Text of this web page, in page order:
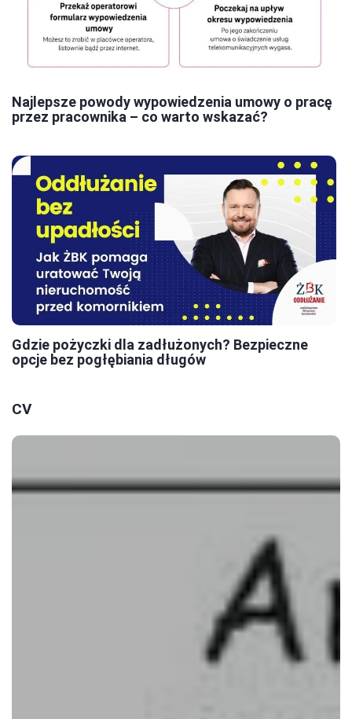
Najlepsze powody wypowiedzenia umowy o pracę
przez pracownika – co warto wskazać?
Gdzie pożyczki dla zadłużonych? Bezpieczne
opcje bez pogłębiania długów
CV